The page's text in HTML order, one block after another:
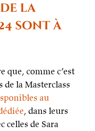
la
sont à
que, comme c’est
la Masterclass
au
, dans leurs
celles de Sara